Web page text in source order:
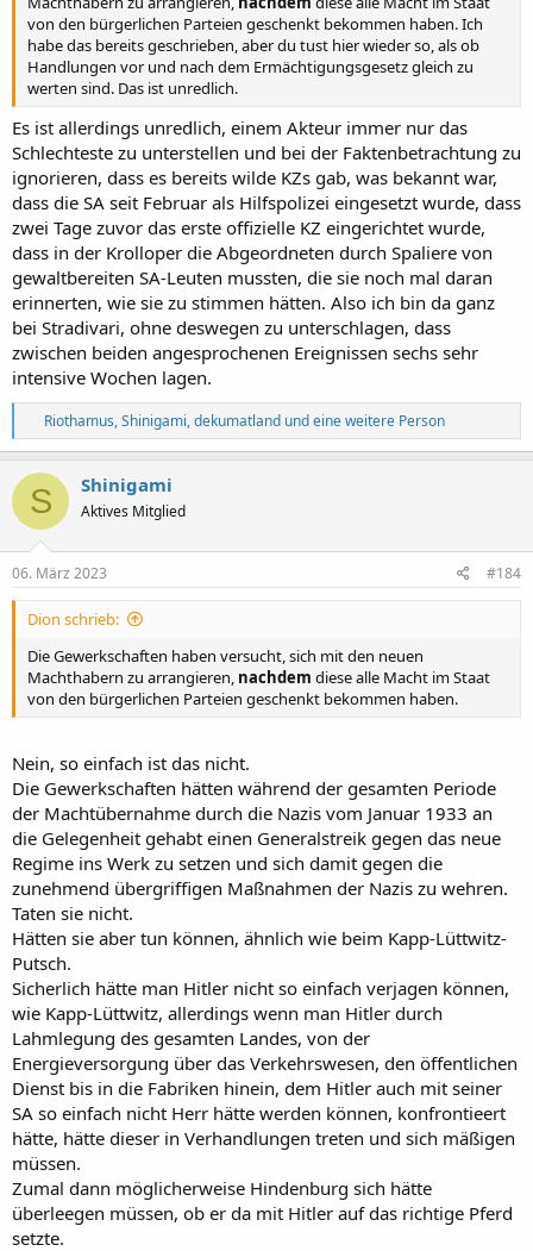
von den bürgerlichen Parteien geschenkt bekommen haben. Ich
habe das bereits geschrieben, aber du tust hier wieder so, als ob
Handlungen vor und nach dem Ermächtigungsgesetz gleich zu
werten sind. Das ist unredlich.
Es ist allerdings unredlich, einem Akteur immer nur das
Schlechteste zu unterstellen und bei der Faktenbetrachtung zu
ignorieren, dass es bereits wilde KZs gab, was bekannt war,
dass die SA seit Februar als Hilfspolizei eingesetzt wurde, dass
zwei Tage zuvor das erste offizielle KZ eingerichtet wurde,
dass in der Krolloper die Abgeordneten durch Spaliere von
gewaltbereiten SA-Leuten mussten, die sie noch mal daran
erinnerten, wie sie zu stimmen hätten. Also ich bin da ganz
bei Stradivari, ohne deswegen zu unterschlagen, dass
zwischen beiden angesprochenen Ereignissen sechs sehr
intensive Wochen lagen.
R
e
a
k
t
i
o
n
e
Riothamus,Shinigami,dekumatland und eine weitere Person
S Shinigami
Aktives Mitglied
06. März 2023 #184
Dion schrieb:
Die Gewerkschaften haben versucht, sich mit den neuen
Machthabern zu arrangieren, nachdem diese alle Macht im Staat
von den bürgerlichen Parteien geschenkt bekommen haben.
Nein, so einfach ist das nicht.
Die Gewerkschaften hätten während der gesamten Periode
der Machtübernahme durch die Nazis vom Januar 1933 an
die Gelegenheit gehabt einen Generalstreik gegen das neue
Regime ins Werk zu setzen und sich damit gegen die
zunehmend übergriffigen Maßnahmen der Nazis zu wehren.
Taten sie nicht.
Hätten sie aber tun können, ähnlich wie beim Kapp-Lüttwitz-
Putsch.
Sicherlich hätte man Hitler nicht so einfach verjagen können,
wie Kapp-Lüttwitz, allerdings wenn man Hitler durch
Lahmlegung des gesamten Landes, von der
Energieversorgung über das Verkehrswesen, den öffentlichen
Dienst bis in die Fabriken hinein, dem Hitler auch mit seiner
SA so einfach nicht Herr hätte werden können, konfrontieert
hätte, hätte dieser in Verhandlungen treten und sich mäßigen
müssen.
Zumal dann möglicherweise Hindenburg sich hätte
überleegen müssen, ob er da mit Hitler auf das richtige Pferd
setzte.